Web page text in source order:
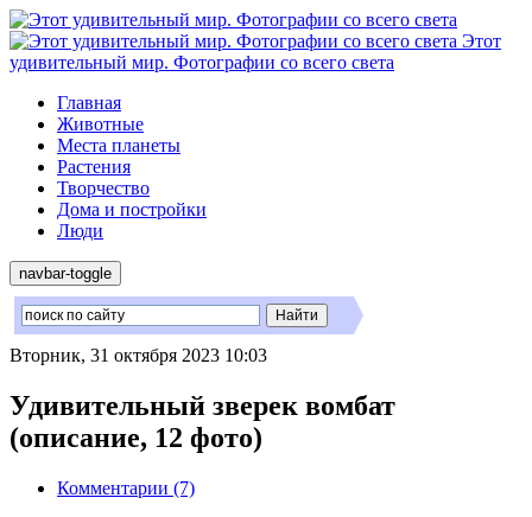
Этот
удивительный мир. Фотографии со всего света
Главная
Животные
Места планеты
Растения
Творчество
Дома и постройки
Люди
navbar-toggle
Вторник, 31 октября 2023 10:03
Удивительный зверек вомбат
(описание, 12 фото)
Комментарии (7)